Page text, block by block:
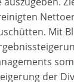
Mit
der